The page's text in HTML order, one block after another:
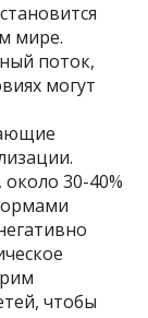
мире.
поток,
могут
30-40%
чтобы